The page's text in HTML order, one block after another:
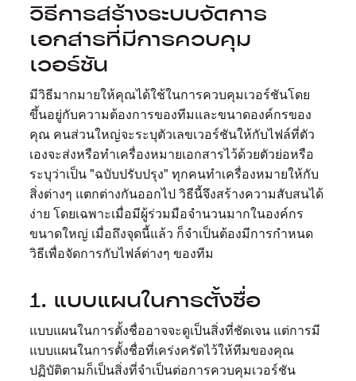
วิธีการสร้างระบบจัดการ
เอกสารที่มีการควบคุม
เวอร์ชัน
มีวิธีมากมายให้คุณได้ใช้ในการควบคุมเวอร์ชันโดย
ขึ้นอยู่กับความต้องการของทีมและขนาดองค์กรของ
คุณ คนส่วนใหญ่จะระบุตัวเลขเวอร์ชันให้กับไฟล์ที่ตัว
เองจะส่งหรือทำเครื่องหมายเอกสารไว้ด้วยตัวย่อหรือ
ระบุว่าเป็น "ฉบับปรับปรุง" ทุกคนทำเครื่องหมายให้กับ
สิ่งต่างๆ แตกต่างกันออกไป วิธีนี้จึงสร้างความสับสนได้
ง่าย โดยเฉพาะเมื่อมีผู้ร่วมมือจำนวนมากในองค์กร
ขนาดใหญ่ เมื่อถึงจุดนี้แล้ว ก็จำเป็นต้องมีการกำหนด
วิธีเพื่อจัดการกับไฟล์ต่างๆ ของทีม
1. แบบแผนในการตั้งชื่อ
แบบแผนในการตั้งชื่ออาจจะดูเป็นสิ่งที่ชัดเจน แต่การมี
แบบแผนในการตั้งชื่อที่เคร่งครัดไว้ให้ทีมของคุณ
ปฏิบัติตามก็เป็นสิ่งที่จำเป็นต่อการควบคุมเวอร์ชัน